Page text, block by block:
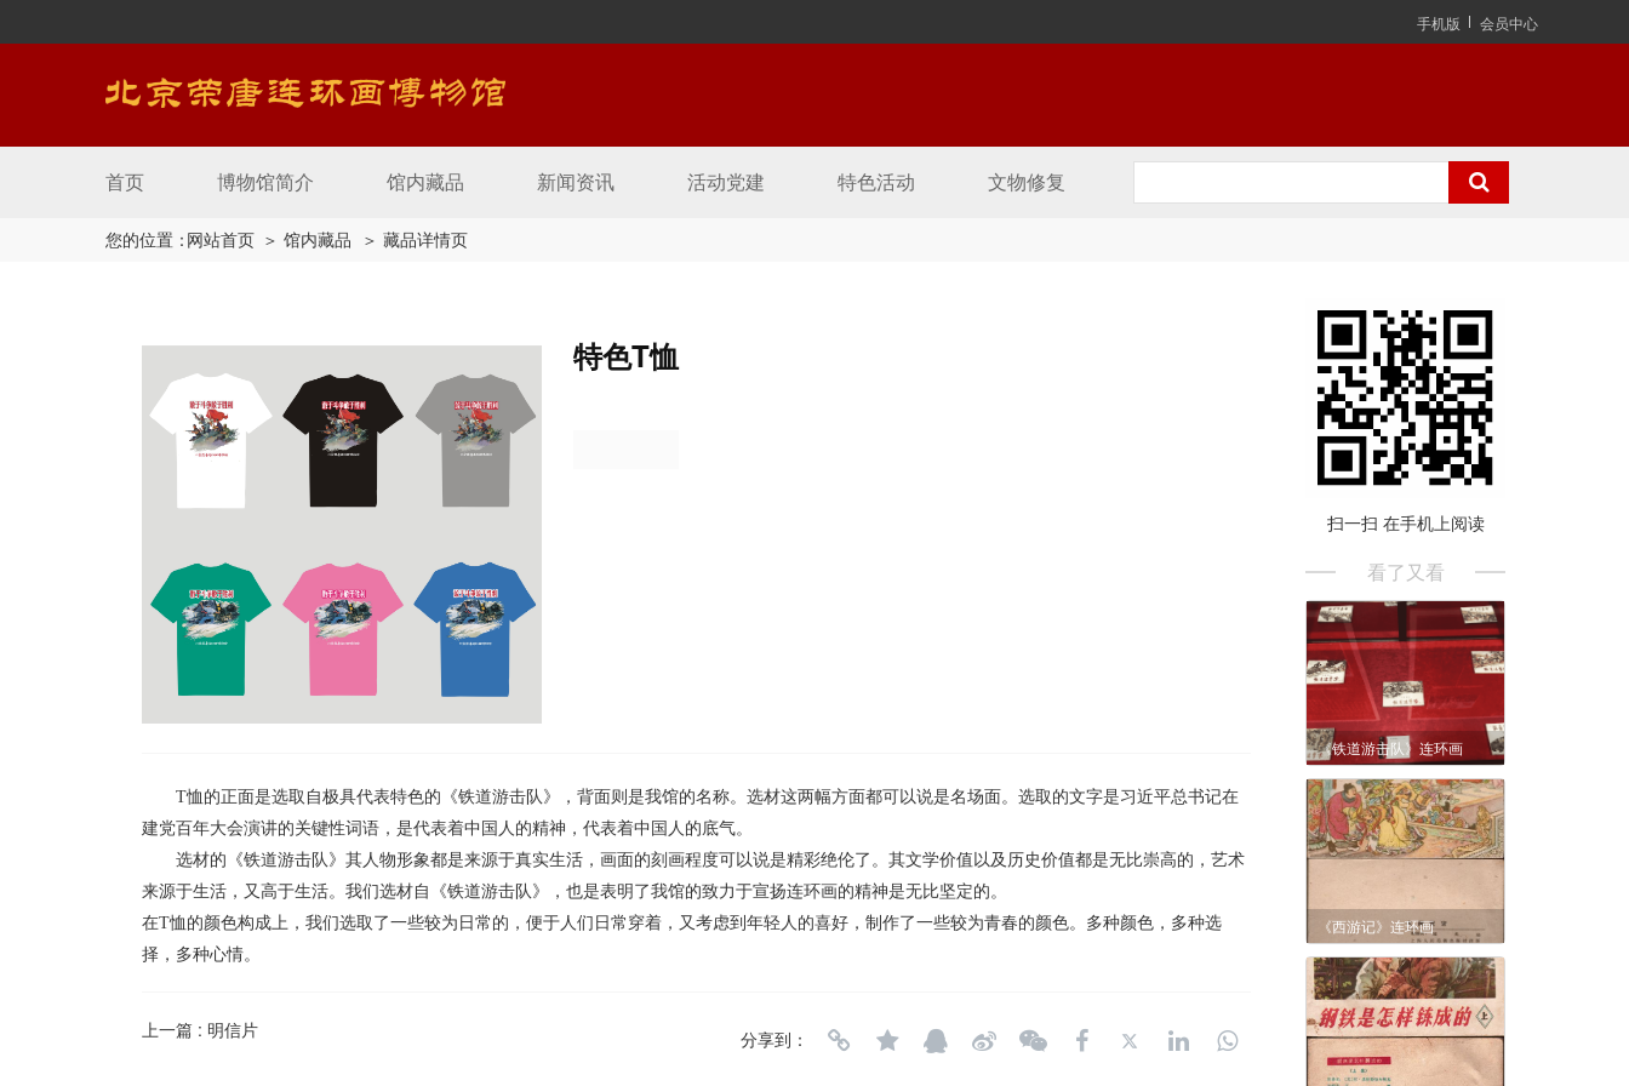
手机版 会员中心
首页 博物馆简介 馆内藏品 新闻资讯 活动党建 特色活动 文物修复
您的位置：网站首页 ＞ 馆内藏品 ＞ 藏品详情页
特色T恤
T恤的正面是选取自极具代表特色的《铁道游击队》，背面则是我馆的名称。选材这两幅方面都可以说是名场面。选取的文字是习近平总书记在
建党百年大会演讲的关键性词语，是代表着中国人的精神，代表着中国人的底气。
选材的《铁道游击队》其人物形象都是来源于真实生活，画面的刻画程度可以说是精彩绝伦了。其文学价值以及历史价值都是无比崇高的，艺术
来源于生活，又高于生活。我们选材自《铁道游击队》，也是表明了我馆的致力于宣扬连环画的精神是无比坚定的。
在T恤的颜色构成上，我们选取了一些较为日常的，便于人们日常穿着，又考虑到年轻人的喜好，制作了一些较为青春的颜色。多种颜色，多种选
择，多种心情。
上一篇 : 明信片 分享到：
扫一扫 在手机上阅读
看了又看
《铁道游击队》连环画
《西游记》连环画